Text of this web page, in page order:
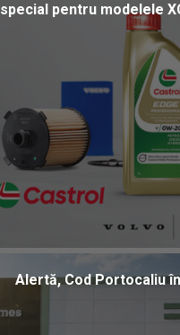
special pentru modelele
Alertă, Cod Portocaliu